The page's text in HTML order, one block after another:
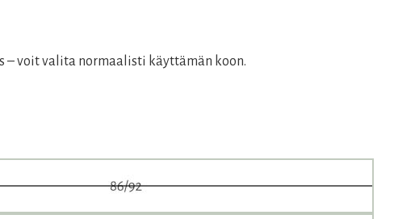
– voit valita normaalisti käyttämän koon.